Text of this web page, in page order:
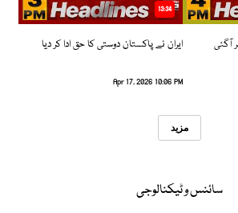
آگئی
13:34
ایران نے پاکستان دوستی کا حق ادا کر دیا
Apr 17, 2026 10:06 PM
مزید
سائنس و ٹیکنالوجی